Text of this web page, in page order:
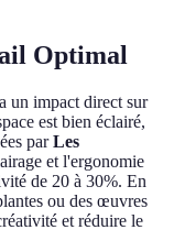
Optimal
un impact direct sur
est bien éclairé,
parLes
et l'ergonomie
de 20 à 30%. En
ou des œuvres
et réduire le